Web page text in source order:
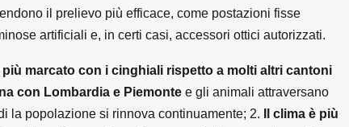
il prelievo più efficace, come postazioni fisse
artificiali e, in certi casi, accessori ottici autorizzati.
marcato con i cinghiali rispetto a molti altri cantoni
con Lombardia e Piemonte e gli animali attraversano
la popolazione si rinnova continuamente; 2. Il clima è più